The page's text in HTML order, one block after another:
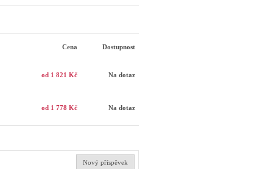
Cena Dostupnost
od 1 821 Kč Na dotaz
od 1 778 Kč Na dotaz
Nový příspěvek